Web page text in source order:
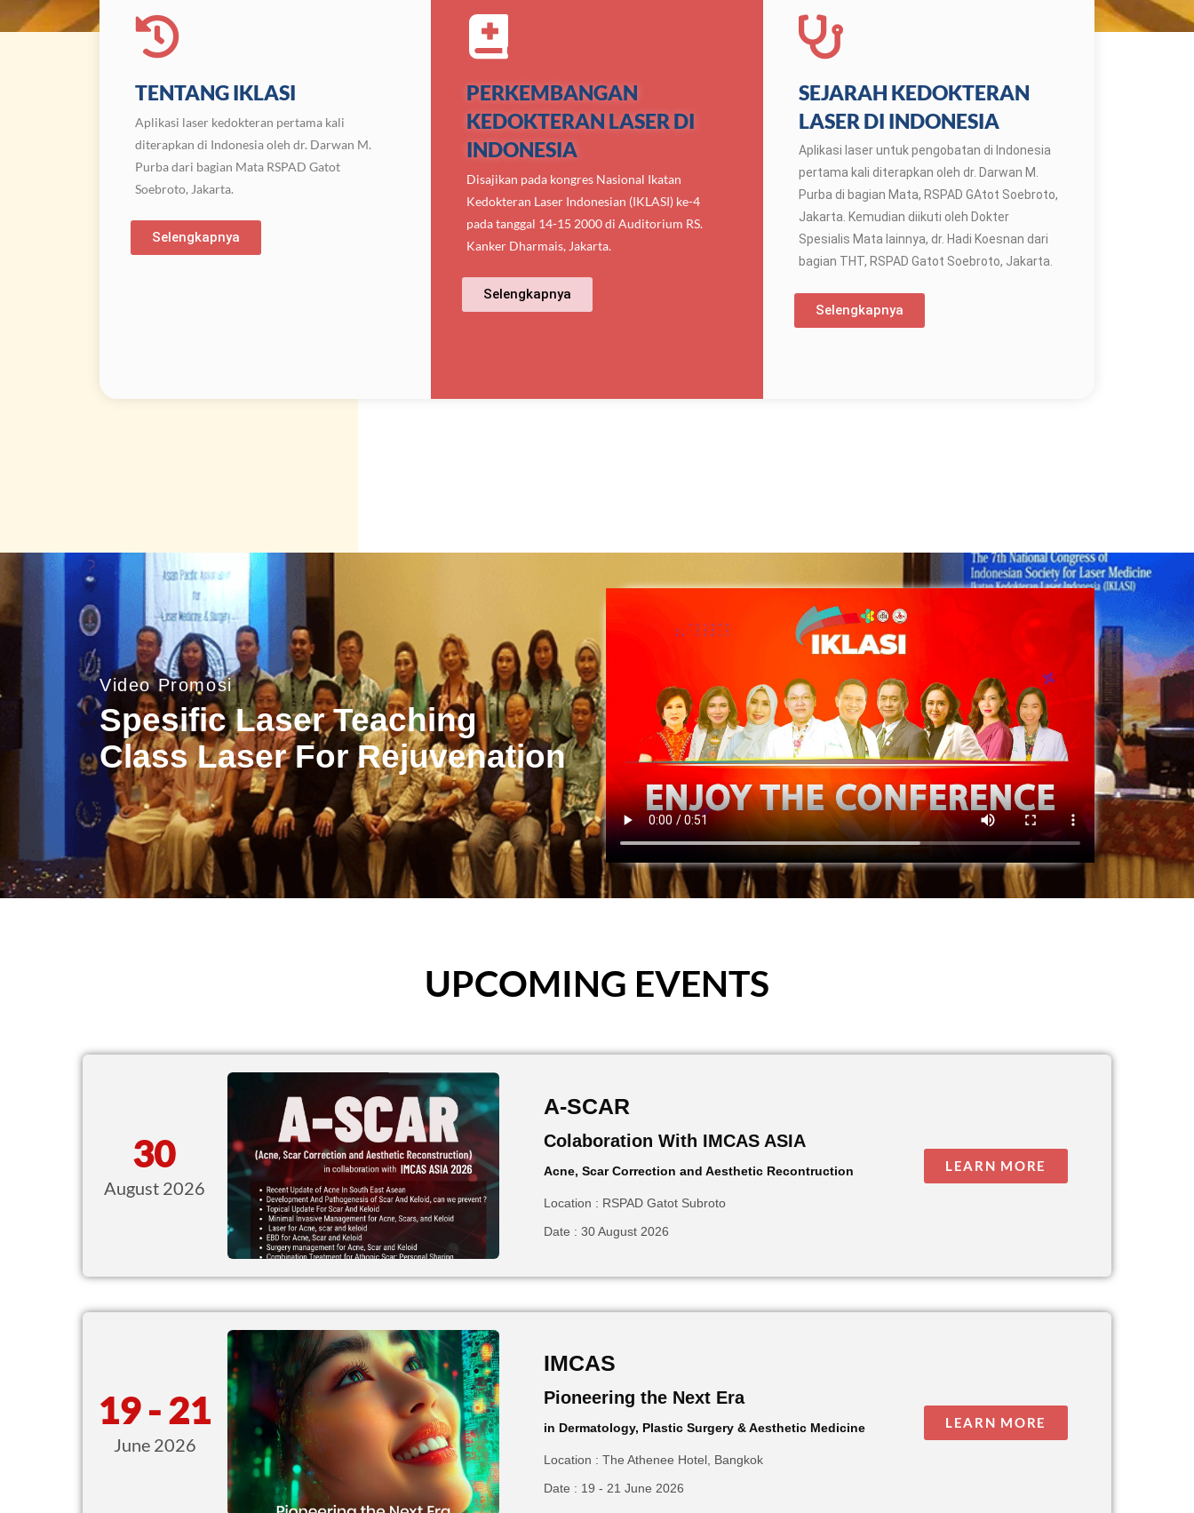
TENTANG IKLASI
Aplikasi laser kedokteran pertama kali
diterapkan di Indonesia oleh dr. Darwan M.
Purba dari bagian Mata RSPAD Gatot
Soebroto, Jakarta.
Selengkapnya
PERKEMBANGAN
KEDOKTERAN LASER DI
INDONESIA
Disajikan pada kongres Nasional Ikatan
Kedokteran Laser Indonesian (IKLASI) ke-4
pada tanggal 14-15 2000 di Auditorium RS.
Kanker Dharmais, Jakarta.
Selengkapnya
SEJARAH KEDOKTERAN
LASER DI INDONESIA
Aplikasi laser untuk pengobatan di Indonesia
pertama kali diterapkan oleh dr. Darwan M.
Purba di bagian Mata, RSPAD GAtot Soebroto,
Jakarta. Kemudian diikuti oleh Dokter
Spesialis Mata lainnya, dr. Hadi Koesnan dari
bagian THT, RSPAD Gatot Soebroto, Jakarta.
Selengkapnya
Video Promosi
Spesific Laser Teaching
Class Laser For Rejuvenation
UPCOMING EVENTS
30
August 2026
A-SCAR
Colaboration With IMCAS ASIA
Acne, Scar Correction and Aesthetic Recontruction
Location : RSPAD Gatot Subroto
Date : 30 August 2026
LEARN MORE
19 - 21
June 2026
IMCAS
Pioneering the Next Era
in Dermatology, Plastic Surgery & Aesthetic Medicine
Location : The Athenee Hotel, Bangkok
Date : 19 - 21 June 2026
LEARN MORE